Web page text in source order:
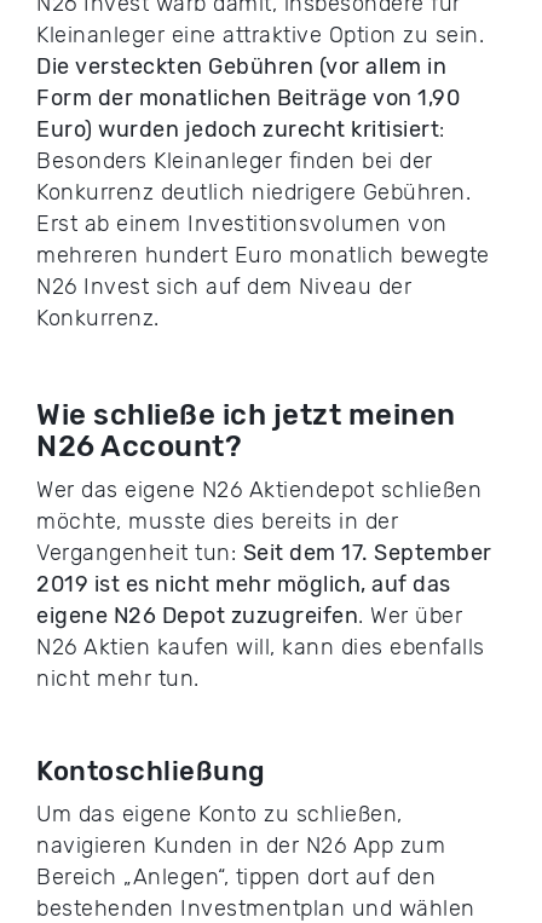
Kleinanleger eine attraktive Option zu sein.
Die versteckten Gebühren (vor allem in
Form der monatlichen Beiträge von 1,90
Euro) wurden jedoch zurecht kritisiert:
Besonders Kleinanleger finden bei der
Konkurrenz deutlich niedrigere Gebühren.
Erst ab einem Investitionsvolumen von
mehreren hundert Euro monatlich bewegte
N26 Invest sich auf dem Niveau der
Konkurrenz.
Wie schließe ich jetzt meinen
N26 Account?
Wer das eigene N26 Aktiendepot schließen
möchte, musste dies bereits in der
Vergangenheit tun: Seit dem 17. September
2019 ist es nicht mehr möglich, auf das
eigene N26 Depot zuzugreifen. Wer über
N26 Aktien kaufen will, kann dies ebenfalls
nicht mehr tun.
Kontoschließung
Um das eigene Konto zu schließen,
navigieren Kunden in der N26 App zum
Bereich „Anlegen“, tippen dort auf den
bestehenden Investmentplan und wählen